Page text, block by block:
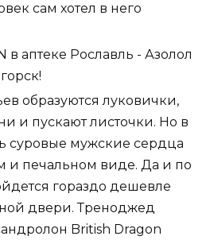
сам хотел в него
в аптеке Рославль - Азолол
образуются луковички,
и пускают листочки. Но в
суровые мужские сердца
и печальном виде. Да и по
гораздо дешевле
двери. Треноджед
British Dragon